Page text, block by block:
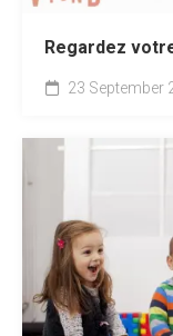
Regardez
23 September